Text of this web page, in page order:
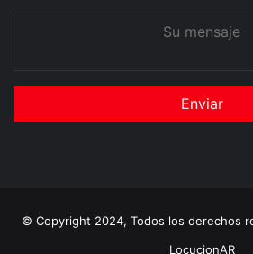
© Copyright 2024, Todos los derechos
LocucionAR